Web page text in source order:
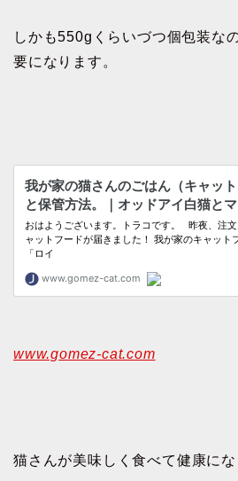
しかも550gくらいづつ個包装な
要になります。
www.gomez-cat.com
猫さんが美味しく食べて健康に